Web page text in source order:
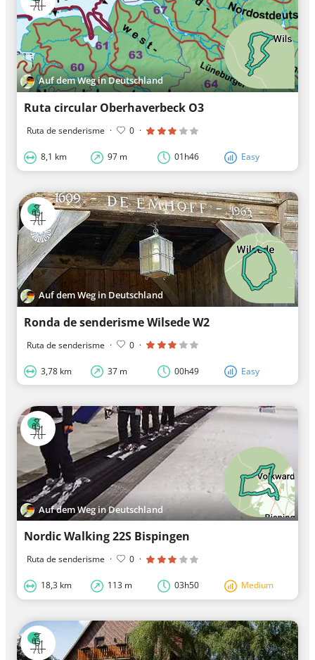
Auf dem Weg in Deutschland
Ruta circular Oberhaverbeck O3
Ruta de senderisme · 0 ·
8,1 km 97 m 01h46 Easy
Auf dem Weg in Deutschland
Ronda de senderisme Wilsede W2
Ruta de senderisme · 0 ·
3,78 km 37 m 00h49 Easy
Auf dem Weg in Deutschland
Nordic Walking 22S Bispingen
Ruta de senderisme · 0 ·
18,3 km 113 m 03h50 Medium